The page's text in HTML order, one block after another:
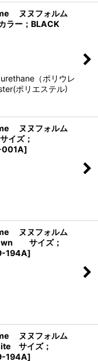
ヌヌフォルム
ー；BLACK
（ポリウレ
ポリエステル)
ヌヌフォルム
イズ；
]
ヌヌフォルム
サイズ；
194A]
ヌヌフォルム
サイズ；
194A]